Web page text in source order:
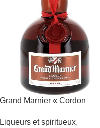
Grand Marnier « Cordon
Lapostolle
Liqueurs et spiritueux,